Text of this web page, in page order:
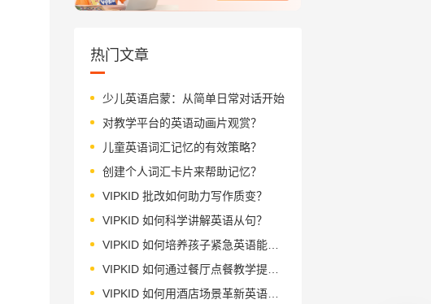
热门文章
少儿英语启蒙：从简单日常对话开始
对教学平台的英语动画片观赏？
儿童英语词汇记忆的有效策略？
创建个人词汇卡片来帮助记忆？
VIPKID 批改如何助力写作质变？
VIPKID 如何科学讲解英语从句？
VIPKID 如何培养孩子紧急英语能力？
VIPKID 如何通过餐厅点餐教学提升少儿英语应用能力？
VIPKID 如何用酒店场景革新英语教学？